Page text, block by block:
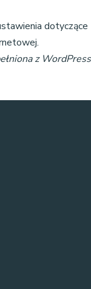
dotyczące
z WordPress